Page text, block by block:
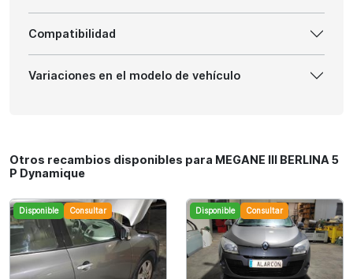
Compatibilidad
Variaciones en el modelo de vehículo
Otros recambios disponibles para MEGANE III BERLINA 5
P Dynamique
Disponible Consultar Disponible Consultar